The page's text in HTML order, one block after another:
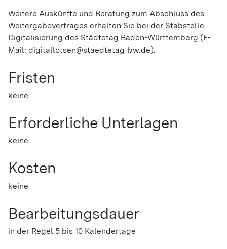
Weitere Auskünfte und Beratung zum Abschluss des
Weitergabevertrages erhalten Sie bei der Stabstelle
Digitalisierung des Städtetag Baden-Württemberg (E-
Mail: digitallotsen@staedtetag-bw.de).
Fristen
keine
Erforderliche Unterlagen
keine
Kosten
keine
Bearbeitungsdauer
in der Regel 5 bis 10 Kalendertage